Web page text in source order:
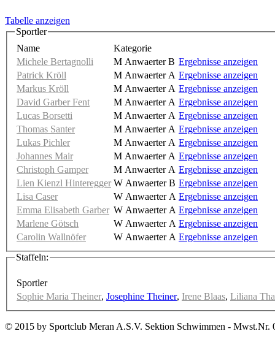
Tabelle anzeigen
Sportler
Name
Kategorie
Michele Bertagnolli
M Anwaerter B Ergebnisse anzeigen
Patrick Kröll
M Anwaerter A Ergebnisse anzeigen
Markus Kröll
M Anwaerter A Ergebnisse anzeigen
David Garber Fent
M Anwaerter A Ergebnisse anzeigen
Lucas Borsetti
M Anwaerter A Ergebnisse anzeigen
Thomas Santer
M Anwaerter A Ergebnisse anzeigen
Lukas Pichler
M Anwaerter A Ergebnisse anzeigen
Johannes Mair
M Anwaerter A Ergebnisse anzeigen
Christoph Gamper
M Anwaerter A Ergebnisse anzeigen
Lien Kienzl Hinteregger W Anwaerter B Ergebnisse anzeigen
Lisa Caser
W Anwaerter A Ergebnisse anzeigen
Emma Elisabeth Garber W Anwaerter A Ergebnisse anzeigen
Marlene Götsch
W Anwaerter A Ergebnisse anzeigen
Carolin Wallnöfer
W Anwaerter A Ergebnisse anzeigen
Staffeln:
Sportler
Sophie Maria Theiner, Josephine Theiner, Irene Blaas, Liliana
© 2015 by Sportclub Meran A.S.V. Sektion Schwimmen - Mwst.Nr.